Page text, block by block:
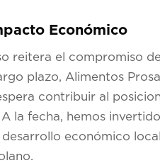
Económico
reitera el compromiso
plazo, Alimentos
contribuir al
la fecha, hemos
económico